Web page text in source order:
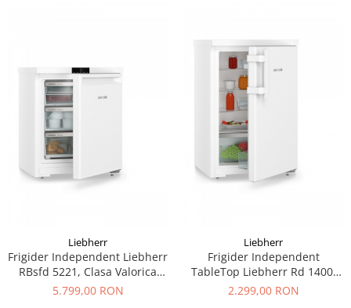
Liebherr
Frigider Independent Liebherr
RBsfd 5221, Clasa Valorica
Plus, Culoare SteelFinish,
5.799,00 RON
Liebherr
Frigider Independent
TableTop Liebherr Rd 1400,
Clasa Valorica Comfort,
2.299,00 RON